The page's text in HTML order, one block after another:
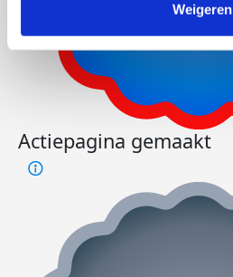
Weigeren
Actiepagina gemaakt